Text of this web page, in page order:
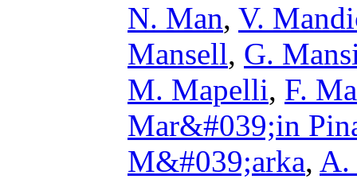
N. Man, V.
Mansell, G.
M. Mapelli, F.
Mar&#039;in
M&#039;arka, A.